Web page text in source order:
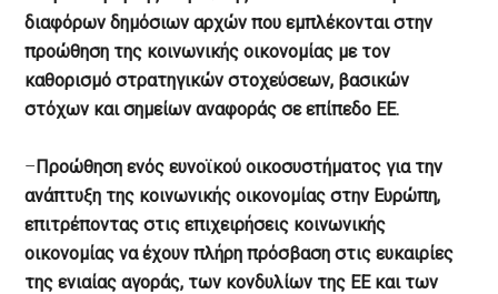
διαφόρων δημόσιων αρχών που εμπλέκονται στην
προώθηση της κοινωνικής οικονομίας με τον
καθορισμό στρατηγικών στοχεύσεων, βασικών
στόχων και σημείων αναφοράς σε επίπεδο ΕΕ.
–Προώθηση ενός ευνοϊκού οικοσυστήματος για την
ανάπτυξη της κοινωνικής οικονομίας στην Ευρώπη,
επιτρέποντας στις επιχειρήσεις κοινωνικής
οικονομίας να έχουν πλήρη πρόσβαση στις ευκαιρίες
της ενιαίας αγοράς, των κονδυλίων της ΕΕ και των